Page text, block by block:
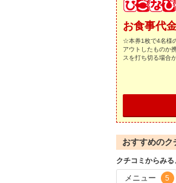
お食事代
☆本券1枚で4名様
アウトしたものか
スを打ち切る場合
おすすめの
クチコミからみ
メニュー 5